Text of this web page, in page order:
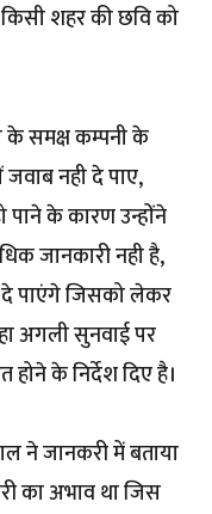
शहर की छवि को
के समक्ष कम्पनी के
नही दे पाए,
पाने के कारण उन्होंने
जानकारी नही है,
पाएंगे जिसको लेकर
अगली सुनवाई पर
होने के निर्देश दिए है।
ने जानकरी में बताया
का अभाव था जिस